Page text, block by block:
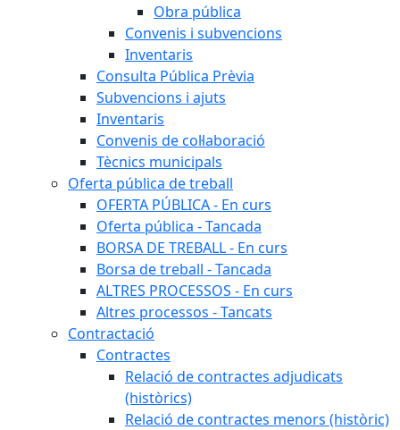
Obra pública
Convenis i subvencions
Inventaris
Consulta Pública Prèvia
Subvencions i ajuts
Inventaris
Convenis de col·laboració
Tècnics municipals
Oferta pública de treball
OFERTA PÚBLICA - En curs
Oferta pública - Tancada
BORSA DE TREBALL - En curs
Borsa de treball - Tancada
ALTRES PROCESSOS - En curs
Altres processos - Tancats
Contractació
Contractes
Relació de contractes adjudicats
(històrics)
Relació de contractes menors (històric)